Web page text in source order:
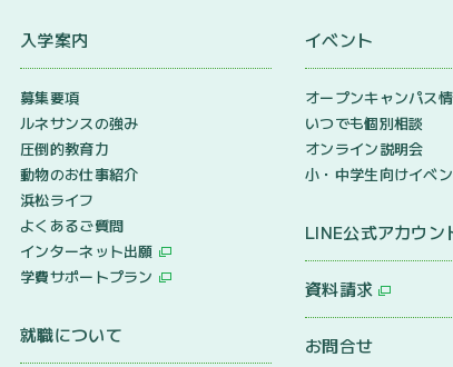
入学案内
募集要項
ルネサンスの強み
圧倒的教育力
動物のお仕事紹介
浜松ライフ
よくあるご質問
インターネット出願
学費サポートプラン
就職について
イベント
オープンキャンパス
いつでも個別相談
オンライン説明会
小・中学生向けイベ
LINE公式アカウン
資料請求
お問合せ